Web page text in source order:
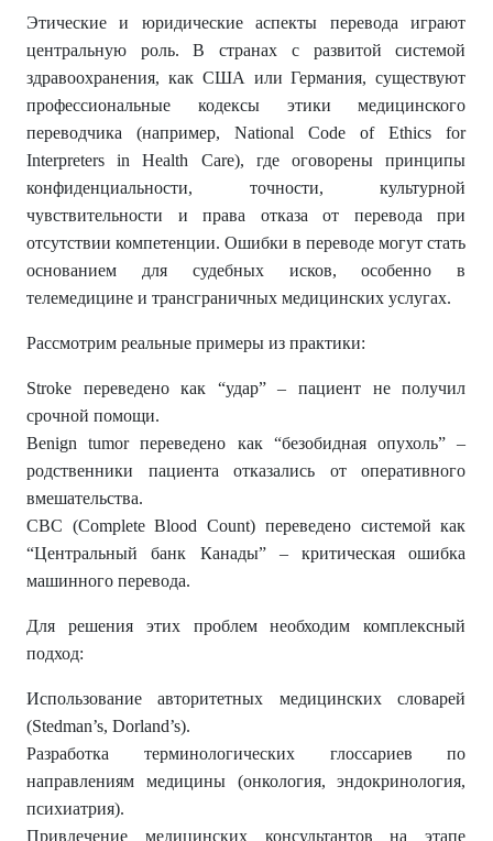
Этические и юридические аспекты перевода играют
центральную роль. В странах с развитой системой
здравоохранения, как США или Германия, существуют
профессиональные кодексы этики медицинского
переводчика (например, National Code of Ethics for
Interpreters in Health Care), где оговорены принципы
конфиденциальности, точности, культурной
чувствительности и права отказа от перевода при
отсутствии компетенции. Ошибки в переводе могут стать
основанием для судебных исков, особенно в
телемедицине и трансграничных медицинских услугах.
Рассмотрим реальные примеры из практики:
Stroke переведено как “удар” – пациент не получил
срочной помощи.
Benign tumor переведено как “безобидная опухоль” –
родственники пациента отказались от оперативного
вмешательства.
CBC (Complete Blood Count) переведено системой как
“Центральный банк Канады” – критическая ошибка
машинного перевода.
Для решения этих проблем необходим комплексный
подход:
Использование авторитетных медицинских словарей
(Stedman’s, Dorland’s).
Разработка терминологических глоссариев по
направлениям медицины (онкология, эндокринология,
психиатрия).
Привлечение медицинских консультантов на этапе